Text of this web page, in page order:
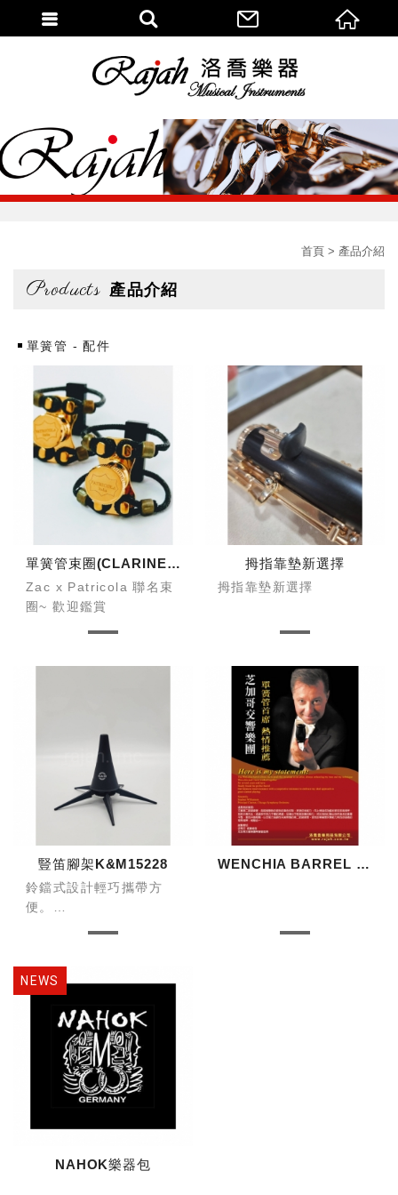
首頁 產品介紹
Products 產品介紹
單簧管 - 配件
單簧管束圈(CLARINET LIGATURE
Zac x Patricola 聯名束
圈~ 歡迎鑑賞
拇指靠墊新選擇
拇指靠墊新選擇
豎笛腳架K&M15228
鈴鐺式設計輕巧攜帶方
便。
專利旋入式設計，支撐腳
可以完全收入錐體中節省
短錐設計完全符合豎笛的
BELL。
WENCHIA BARREL 調音管
NAHOK樂器包